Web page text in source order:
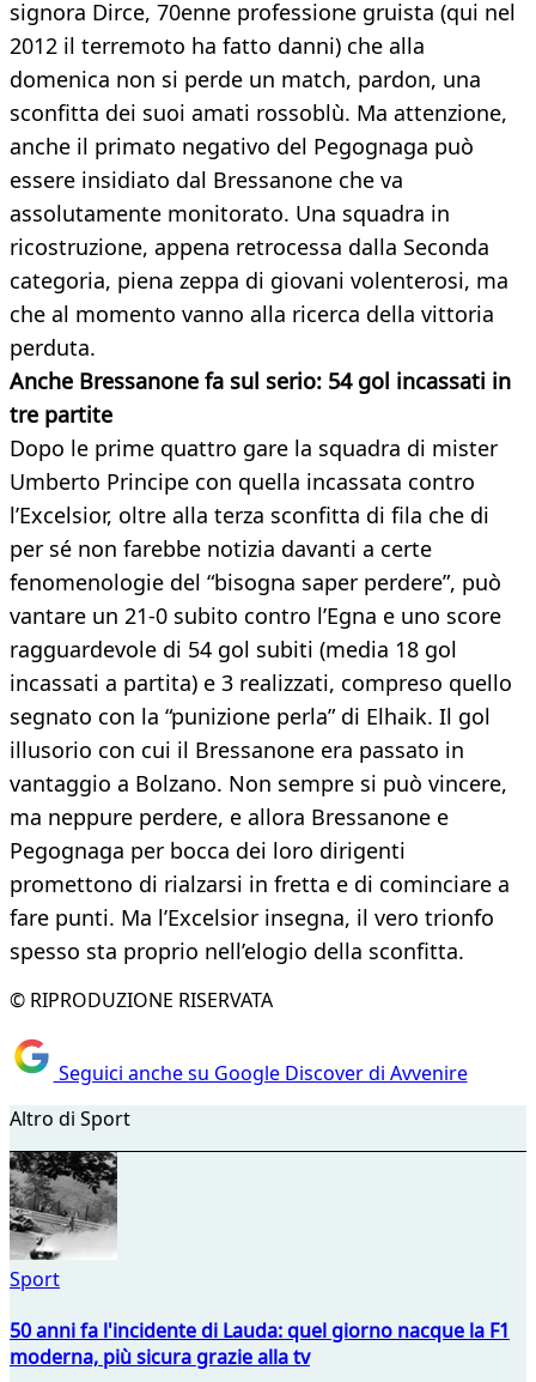
signora Dirce, 70enne professione gruista (qui nel
2012 il terremoto ha fatto danni) che alla
domenica non si perde un match, pardon, una
sconfitta dei suoi amati rossoblù. Ma attenzione,
anche il primato negativo del Pegognaga può
essere insidiato dal Bressanone che va
assolutamente monitorato. Una squadra in
ricostruzione, appena retrocessa dalla Seconda
categoria, piena zeppa di giovani volenterosi, ma
che al momento vanno alla ricerca della vittoria
perduta.
Anche Bressanone fa sul serio: 54 gol incassati in
tre partite
Dopo le prime quattro gare la squadra di mister
Umberto Principe con quella incassata contro
l’Excelsior, oltre alla terza sconfitta di fila che di
per sé non farebbe notizia davanti a certe
fenomenologie del “bisogna saper perdere”, può
vantare un 21-0 subito contro l’Egna e uno score
ragguardevole di 54 gol subiti (media 18 gol
incassati a partita) e 3 realizzati, compreso quello
segnato con la “punizione perla” di Elhaik. Il gol
illusorio con cui il Bressanone era passato in
vantaggio a Bolzano. Non sempre si può vincere,
ma neppure perdere, e allora Bressanone e
Pegognaga per bocca dei loro dirigenti
promettono di rialzarsi in fretta e di cominciare a
fare punti. Ma l’Excelsior insegna, il vero trionfo
spesso sta proprio nell’elogio della sconfitta.
© RIPRODUZIONE RISERVATA
Seguici anche su Google Discover di Avvenire
Altro di Sport
Sport
50 anni fa l'incidente di Lauda: quel giorno nacque la F1
moderna, più sicura grazie alla tv